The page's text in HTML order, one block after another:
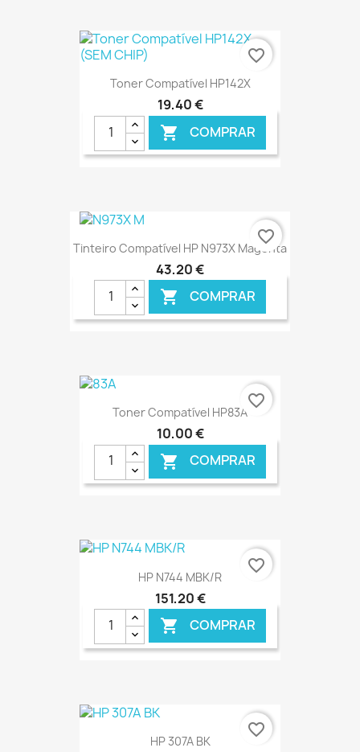
Toner Compatível HP142X
19,40 €
 COMPRAR
favorite_border
Tinteiro Compatível HP N973X Magenta
43,20 €
 COMPRAR
€ ONLINE
favorite_border
Toner Compatível HP83A
10,00 €
 COMPRAR
€ ONLINE
favorite_border
HP N744 MBK/R
151,20 €
 COMPRAR
€ ONLINE
favorite_border
HP 307A BK
favorite_border